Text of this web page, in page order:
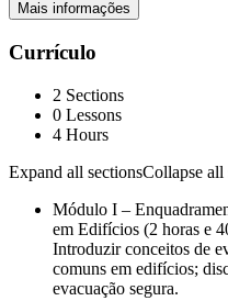
Mais informações
Currículo
2 Sections
0 Lessons
4 Hours
Expand all sectionsCollapse all
Módulo I –
em Edifícios (2 horas e
Introduzir conceitos de
comuns em edifícios;
evacuação segura.